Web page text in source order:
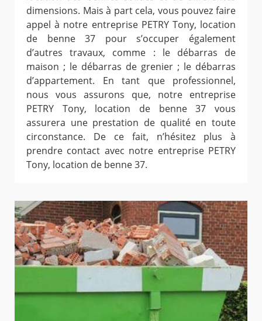
dimensions. Mais à part cela, vous pouvez faire
appel à notre entreprise PETRY Tony, location
de benne 37 pour s’occuper également
d’autres travaux, comme : le débarras de
maison ; le débarras de grenier ; le débarras
d’appartement. En tant que professionnel,
nous vous assurons que, notre entreprise
PETRY Tony, location de benne 37 vous
assurera une prestation de qualité en toute
circonstance. De ce fait, n’hésitez plus à
prendre contact avec notre entreprise PETRY
Tony, location de benne 37.